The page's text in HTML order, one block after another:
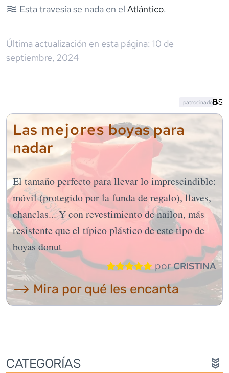
Esta travesía se nada en el Atlántico.
Última actualización en esta página: 10 de
septiembre, 2024
Las mejoresboyas para
nadar
El tamaño perfecto para llevar lo imprescindible:
móvil (protegido por la funda de regalo), llaves,
chanclas... Y con revestimiento de nailon, más
resistente que el típico plástico de este tipo de
boyas donut
porCRISTINA
⟶ Mira por qué les encanta
patrocinado
CATEGORÍAS